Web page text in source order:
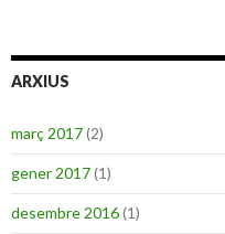
ARXIUS
març 2017(2)
gener 2017(1)
desembre 2016(1)